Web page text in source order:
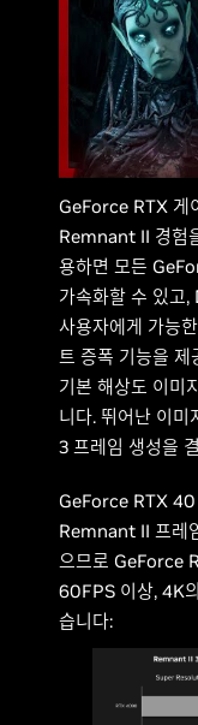
GeForce RTX 게
Remnant II 경험
용하면 모든
가속화할 수 있고
사용자에게 가능
트 증폭 기능을 제
기본 해상도 이미
니다. 뛰어난 이
3 프레임 생성을
GeForce RTX 40
Remnant II 프레
으므로 GeForce
60FPS 이상, 4K
습니다: